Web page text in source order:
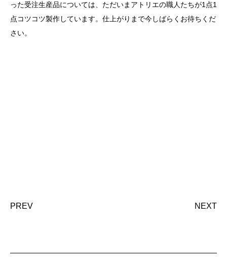
った受注生産品については、ただいまアトリエの職人たちが1点1
点コツコツ製作しています。仕上がりまで今しばらくお待ちくだ
さい。
PREV NEXT